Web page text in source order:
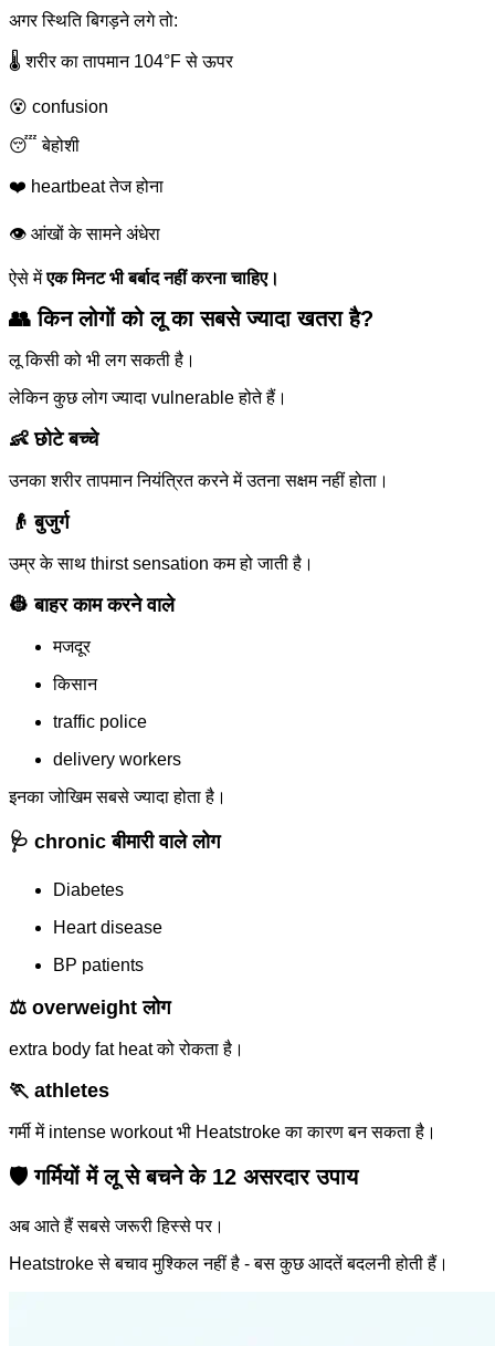
अगर स्थिति बिगड़ने लगे तो:
🌡️ शरीर का तापमान 104°F से ऊपर
😵 confusion
😴 बेहोशी
❤️ heartbeat तेज होना
👁️ आंखों के सामने अंधेरा
ऐसे मेंएक मिनट भी बर्बाद नहीं करना चाहिए।
👥 किन लोगों को लू का सबसे ज्यादा खतरा है?
लू किसी को भी लग सकती है।
लेकिन कुछ लोग ज्यादा vulnerable होते हैं।
👶 छोटे बच्चे
उनका शरीर तापमान नियंत्रित करने में उतना सक्षम नहीं होता।
👴 बुजुर्ग
उम्र के साथ thirst sensation कम हो जाती है।
👷 बाहर काम करने वाले
मजदूर
किसान
traffic police
delivery workers
इनका जोखिम सबसे ज्यादा होता है।
🩺 chronic बीमारी वाले लोग
Diabetes
Heart disease
BP patients
⚖️ overweight लोग
extra body fat heat को रोकता है।
🏃 athletes
गर्मी में intense workout भी Heatstroke का कारण बन सकता है।
🛡️ गर्मियों में लू से बचने के 12 असरदार उपाय
अब आते हैं सबसे जरूरी हिस्से पर।
Heatstroke से बचाव मुश्किल नहीं है - बस कुछ आदतें बदलनी होती हैं।